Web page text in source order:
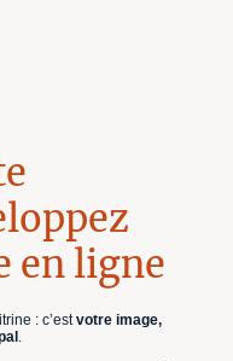
en ligne
: c’estvotre image,
.